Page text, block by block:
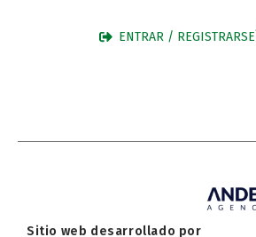
ENTRAR / REGISTRARSE
Sitio web desarrollado por